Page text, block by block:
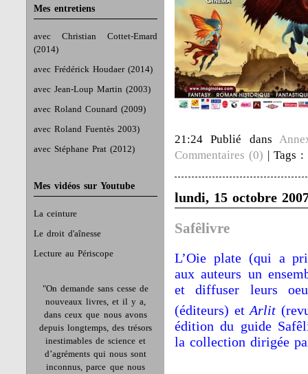
Mes entretiens
avec Christian Cottet-Emard
(2014)
avec Frédérick Houdaer (2014)
avec Jean-Loup Martin (2003)
avec Roland Counard (2009)
avec Roland Fuentès 2003)
avec Stéphane Prat (2012)
Mes vidéos sur Youtube
La ceinture
Le droit d'aînesse
Lecture au Périscope
"On demande sans cesse de
nouveaux livres, et il y a,
dans ceux que nous avons
depuis longtemps, des trésors
inestimables de science et
d’agréments qui nous sont
inconnus, parce que nous
21:24 Publié dans
Commentaires (0) | Tags :
lundi, 15 octobre
Safêlivre
L’Oie plate (qui a
aux auteurs un
et diffuser leurs
(éditeurs) etArlit
édition du guide
la collection dirigée